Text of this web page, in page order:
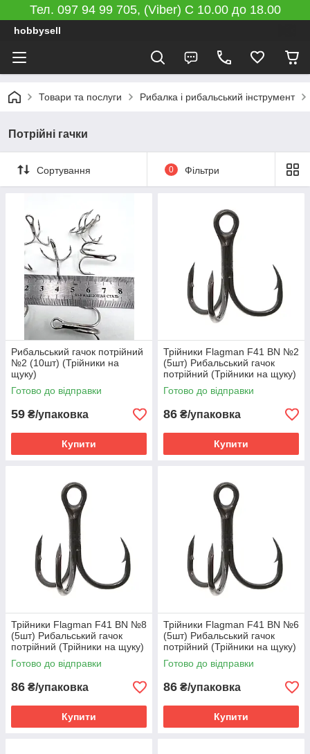
Тел. 097 94 99 705, (Viber) C 10.00 до 18.00
hobbysell
Товари та послуги Рибалка і рибальський інструмент
Потрійні гачки
Сортування 0 Фільтри
Рибальський гачок потрійний
№2 (10шт) (Трійники на
щуку)
Готово до відправки
59 ₴/упаковка
Купити
Трійники Flagman F41 BN №2
(5шт) Рибальський гачок
потрійний (Трійники на щуку)
Готово до відправки
86 ₴/упаковка
Купити
Трійники Flagman F41 BN №8
(5шт) Рибальський гачок
потрійний (Трійники на щуку)
Готово до відправки
86 ₴/упаковка
Купити
Трійники Flagman F41 BN №6
(5шт) Рибальський гачок
потрійний (Трійники на щуку)
Готово до відправки
86 ₴/упаковка
Купити